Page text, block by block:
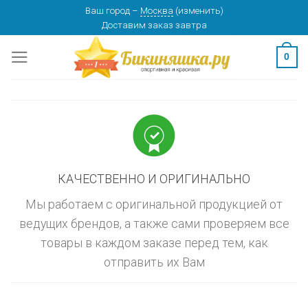
content
Ваш город – Москва (изменить)
Доставим заказ завтра
0
КАЧЕСТВЕННО И ОРИГИНАЛЬНО
Мы работаем с оригинальной продукцией от
ведущих брендов, а также сами проверяем все
товары в каждом заказе перед тем, как
отправить их Вам
изменить